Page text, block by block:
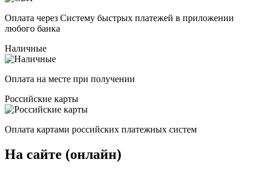
Оплата через Систему быстрых платежей в приложении
любого банка
Наличные
Оплата на месте при получении
Российские карты
Оплата картами российских платежных систем
На сайте (онлайн)